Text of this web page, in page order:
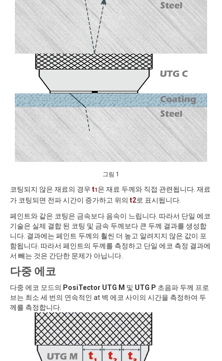
그림 1
코팅되지 않은 재료의 경우 t1 은 재료 두께와 직접 관련됩니다. 재료
가 코팅되면 전파 시간이 증가하고 위의 t2로 표시됩니다.
페인트와 같은 코팅은 금속보다 음속이 느립니다. 따라서 단일 에코
기술은 실제 결합 된 코팅 및 금속 두께보다 큰 두께 결과를 생성합
니다. 결과에는 페인트 두께의 훨씬 더 높고 알려지지 않은 값이 포
함됩니다. 따라서 페인트의 두께를 측정하고 단일 에코 측정 결과에
서 빼는 것은 간단한 문제가 아닙니다.
다중 에코
다중 에코 모드의 PosiTector UTG M 및 UTG P 초음파 두께 프로
브는 최소 세 번의 연속적인 at 벽 에코 사이의 시간을 측정하여 두
께를 측정합니다.